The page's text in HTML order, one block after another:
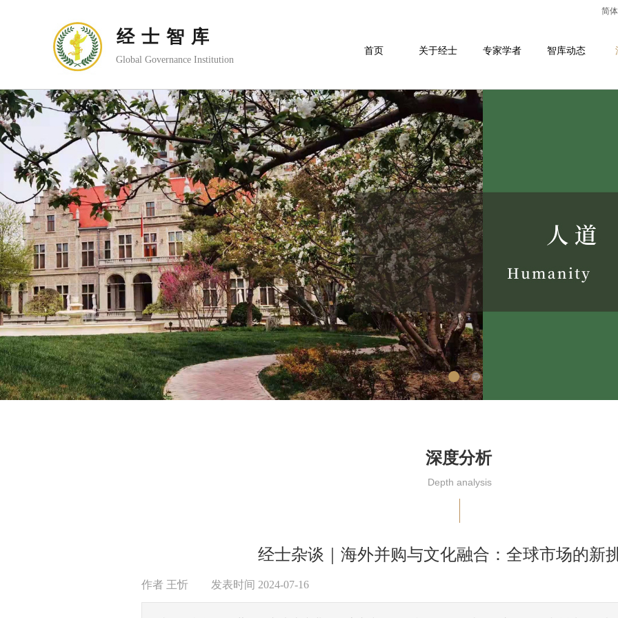
首页 关于经士 专家学者 智库动态
经士智库
Global Governance Institution
简
深度分析
Depth analysis
经士杂谈｜海外并购与文化融合：全球市场的新
作者 王忻 发表时间 2024-07-16